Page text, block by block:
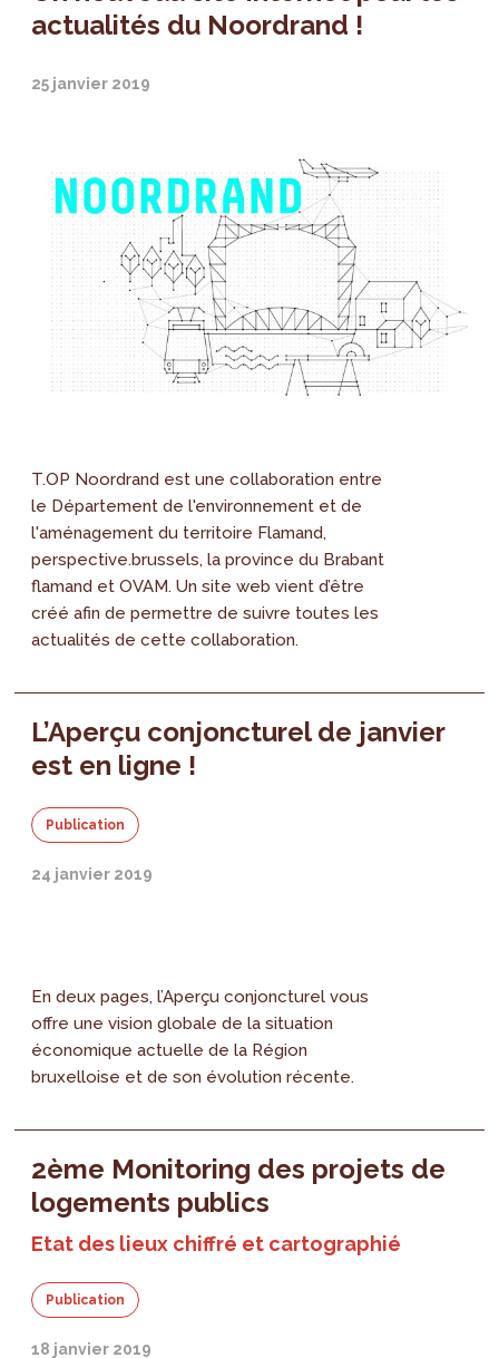
actualités du Noordrand !
25 janvier 2019
T.OP Noordrand est une collaboration entre
le Département de l'environnement et de
l'aménagement du territoire Flamand,
perspective.brussels, la province du Brabant
flamand et OVAM. Un site web vient d’être
créé afin de permettre de suivre toutes les
actualités de cette collaboration.
L’Aperçu conjoncturel de janvier
est en ligne !
Publication
24 janvier 2019
En deux pages, l’Aperçu conjoncturel vous
offre une vision globale de la situation
économique actuelle de la Région
bruxelloise et de son évolution récente.
2ème Monitoring des projets de
logements publics
Etat des lieux chiffré et cartographié
Publication
18 janvier 2019